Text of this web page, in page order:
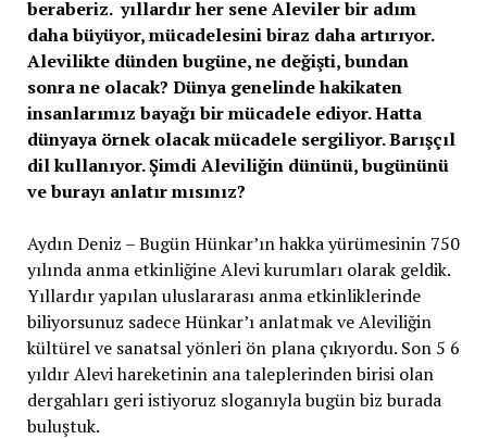
beraberiz. yıllardır her sene Aleviler bir adım
daha büyüyor, mücadelesini biraz daha artırıyor.
Alevilikte dünden bugüne, ne değişti, bundan
sonra ne olacak? Dünya genelinde hakikaten
insanlarımız bayağı bir mücadele ediyor. Hatta
dünyaya örnek olacak mücadele sergiliyor. Barışçıl
dil kullanıyor. Şimdi Aleviliğin dününü, bugününü
ve burayı anlatır mısınız?
Aydın Deniz – Bugün Hünkar’ın hakka yürümesinin 750
yılında anma etkinliğine Alevi kurumları olarak geldik.
Yıllardır yapılan uluslararası anma etkinliklerinde
biliyorsunuz sadece Hünkar’ı anlatmak ve Aleviliğin
kültürel ve sanatsal yönleri ön plana çıkıyordu. Son 5 6
yıldır Alevi hareketinin ana taleplerinden birisi olan
dergahları geri istiyoruz sloganıyla bugün biz burada
buluştuk.